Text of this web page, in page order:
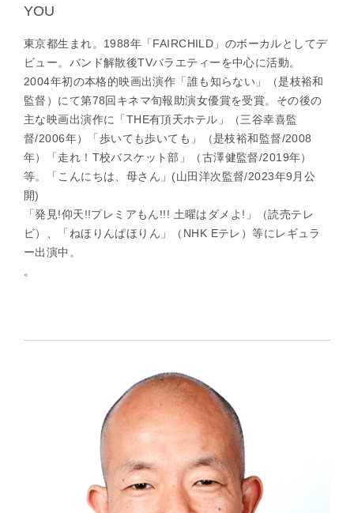
YOU
東京都生まれ。1988年「FAIRCHILD」のボーカルとしてデ
ビュー。バンド解散後TVバラエティーを中心に活動。
2004年初の本格的映画出演作「誰も知らない」（是枝裕和
監督）にて第78回キネマ旬報助演女優賞を受賞。その後の
主な映画出演作に「THE有頂天ホテル」（三谷幸喜監
督/2006年）「歩いても歩いても」（是枝裕和監督/2008
年）「走れ！T校バスケット部」（古澤健監督/2019年）
等。「こんにちは、母さん」(山田洋次監督/2023年9月公
開)
「発見!仰天!!プレミアもん!!! 土曜はダメよ!」（読売テレ
ビ）、「ねほりんぱほりん」（NHK Eテレ）等にレギュラ
ー出演中。
。